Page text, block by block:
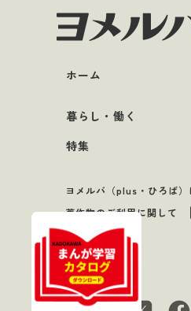
ホーム
暮らし・働く
特集
ヨメルバ（plus・ひろば）
著作物のご利用に関して